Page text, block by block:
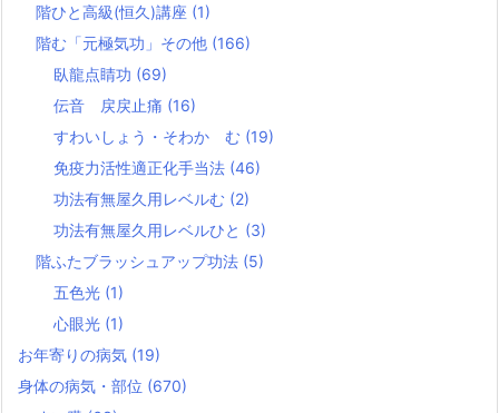
階ひと高級(恒久)講座 (1)
階む「元極気功」その他 (166)
臥龍点睛功 (69)
伝音 戻戻止痛 (16)
すわいしょう・そわか む (19)
免疫力活性適正化手当法 (46)
功法有無屋久用レベルむ (2)
功法有無屋久用レベルひと (3)
階ふたブラッシュアップ功法 (5)
五色光 (1)
心眼光 (1)
お年寄りの病気 (19)
身体の病気・部位 (670)